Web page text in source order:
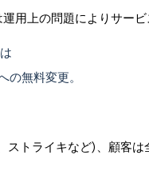
用上の問題によりサー
の無料変更。
トライキなど)、顧客は